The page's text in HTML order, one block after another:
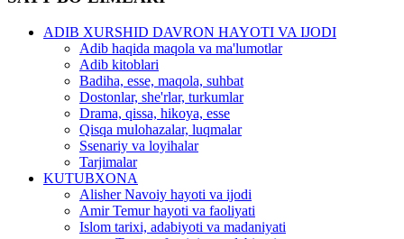
ADIB XURSHID DAVRON HAYOTI VA IJODI
Adib haqida maqola va ma'lumotlar
Adib kitoblari
Badiha, esse, maqola, suhbat
Dostonlar, she'rlar, turkumlar
Drama, qissa, hikoya, esse
Qisqa mulohazalar, luqmalar
Ssenariy va loyihalar
Tarjimalar
KUTUBXONA
Alisher Navoiy hayoti va ijodi
Amir Temur hayoti va faoliyati
Islom tarixi, adabiyoti va madaniyati